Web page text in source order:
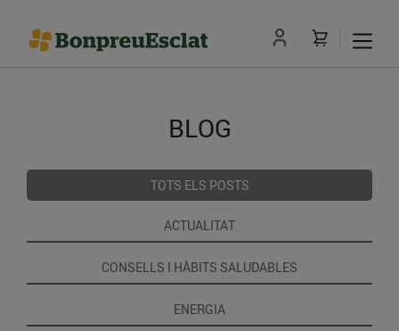
BLOG
TOTS ELS POSTS
ACTUALITAT
CONSELLS I HÀBITS SALUDABLES
ENERGIA